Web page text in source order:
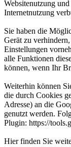
Websitenutzung
Internetnutzung
Sie haben die
Gerät zu
Einstellungen
alle Funktionen
können, wenn Ihr
Weiterhin können
die durch Cookies
Adresse) an die
genutzt werden.
Plugin: https://
Hier finden Sie